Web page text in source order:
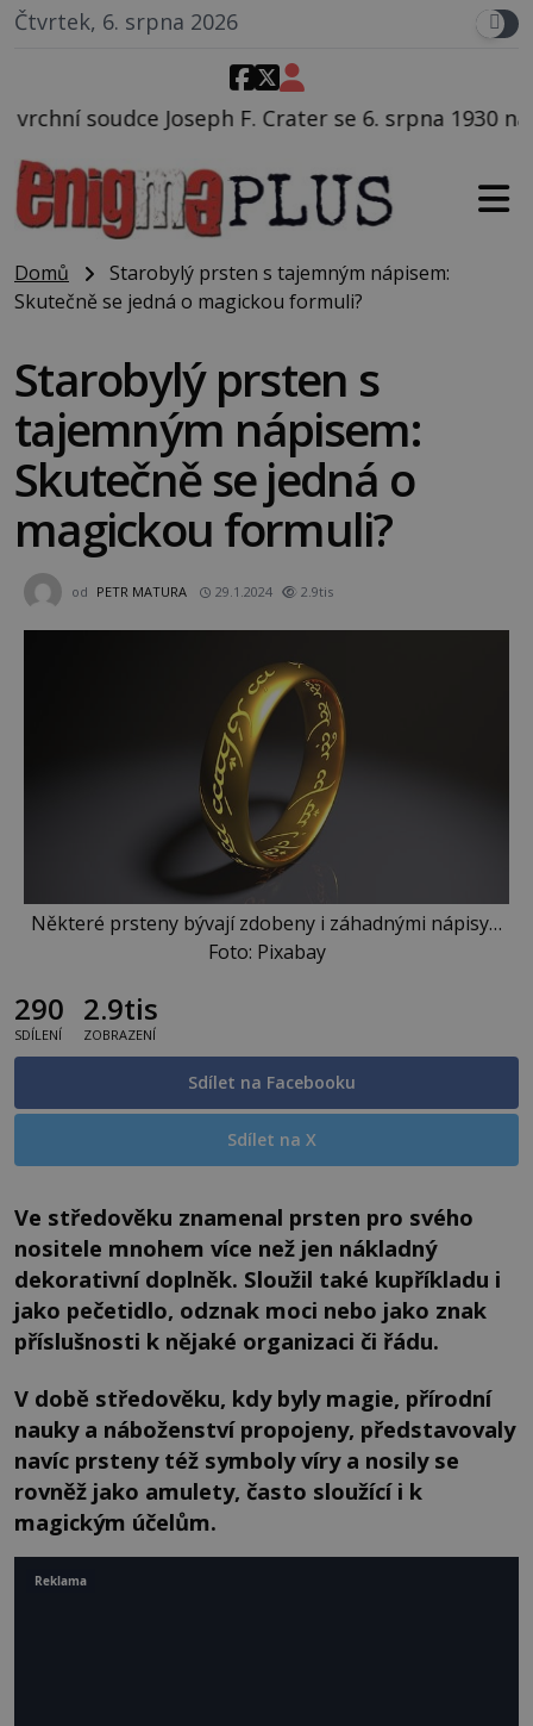
Čtvrtek, 6. srpna 2026
Crater se 6. srpna 1930 navečeří ve své
Domů
Starobylý prsten s tajemným nápisem:
Skutečně se jedná o magickou formuli?
Starobylý prsten s
tajemným nápisem:
Skutečně se jedná o
magickou formuli?
od PETR MATURA 29.1.2024 2.9tis
Některé prsteny bývají zdobeny i záhadnými nápisy…
Foto: Pixabay
290
SDÍLENÍ
2.9tis
ZOBRAZENÍ
Sdílet na Facebooku
Sdílet na X
Ve středověku znamenal prsten pro svého
nositele mnohem více než jen nákladný
dekorativní doplněk. Sloužil také kupříkladu i
jako pečetidlo, odznak moci nebo jako znak
příslušnosti k nějaké organizaci či řádu.
V době středověku, kdy byly magie, přírodní
nauky a náboženství propojeny, představovaly
navíc prsteny též symboly víry a nosily se
rovněž jako amulety, často sloužící i k
magickým účelům.
Reklama